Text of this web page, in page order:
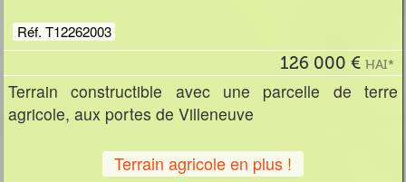
Réf. T12262003
126 000 € HAI*
Terrain constructible avec une parcelle de terre
agricole, aux portes de Villeneuve
Terrain agricole en plus !